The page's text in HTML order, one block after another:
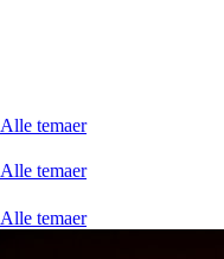
Alle temaer
Alle temaer
Alle temaer